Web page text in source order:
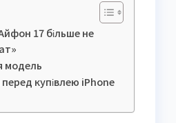
17 більше не
модель
купівлею iPhone